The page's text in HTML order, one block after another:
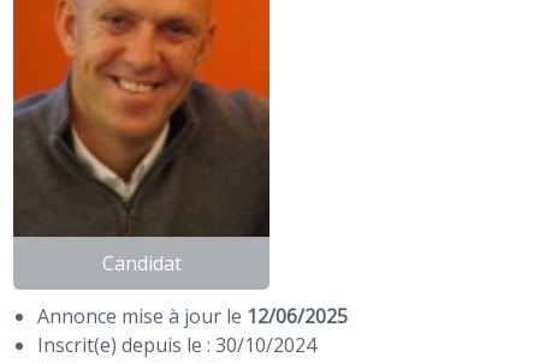
Candidat
Annonce mise à jour le 12/06/2025
Inscrit(e) depuis le : 30/10/2024